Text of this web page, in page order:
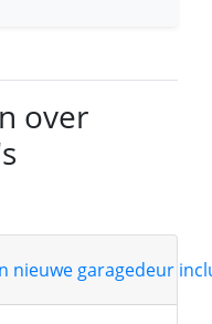
over
nieuwe garagedeur